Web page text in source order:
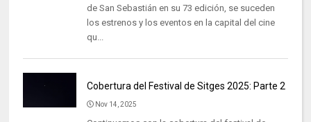
de San Sebastián en su 73 edición, se suceden
los estrenos y los eventos en la capital del cine
qu...
Cobertura del Festival de Sitges 2025: Parte 2
Nov 14, 2025